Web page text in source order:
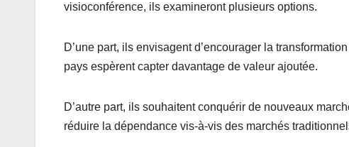
visioconférence, ils examineront plusieurs options.
D’une part, ils envisagent d’encourager la
pays espèrent capter davantage de valeur ajoutée.
D’autre part, ils souhaitent conquérir de nouveaux
réduire la dépendance vis-à-vis des marchés